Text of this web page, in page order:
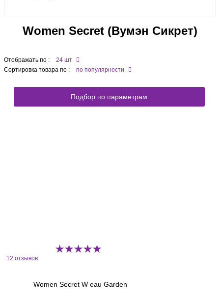
Women Secret (Вумэн Сикрет)
Отображать по :
24 шт
Сортировка товара по :
по популярности
Подбор по параметрам
12 отзывов
Women Secret W eau Garden